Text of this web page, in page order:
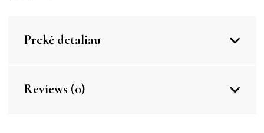
Prekė detaliau
Reviews (0)